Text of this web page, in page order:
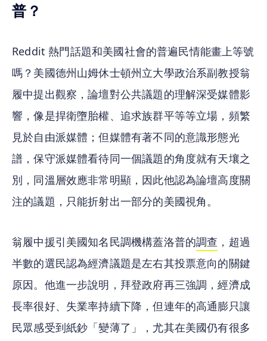
普？
Reddit 熱門話題和美國社會的普遍民情能畫上等號
嗎？美國德州山姆休士頓州立大學政治系副教授翁
履中提出觀察，論壇對公共議題的理解深受媒體影
響，像是捍衛墮胎權、追求族群平等等立場，頻繁
見於自由派媒體；但媒體有著不同的意識形態光
譜，保守派媒體看待同一個議題的角度就有天壤之
別，同溫層效應非常明顯，因此他認為論壇高度關
注的議題，只能折射出一部分的美國視角。
翁履中援引美國知名民調機構蓋洛普的調查 ，超過
半數的選民認為經濟議題是左右其投票意向的關鍵
原因。他進一步說明，拜登政府再三強調，經濟成
長率很好、失業率持續下降，但連年的高通膨只讓
民眾感受到紙鈔「變薄了」，尤其在美國仍有很多